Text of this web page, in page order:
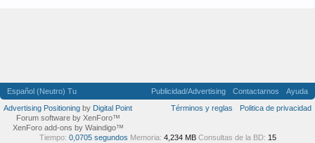
Español (Neutro) Tu Publicidad/Advertising Contactarnos
Ayuda
Términos y reglas
Politica de privacidad
Advertising Positioning by Digital Point
Forum software by XenForo™
XenForo add-ons by Waindigo™
Tiempo: 0,0705 segundos Memoria: 4,234 MB Consultas de la BD: 15